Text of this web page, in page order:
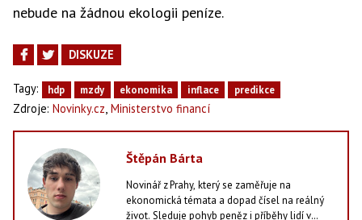
nebude na žádnou ekologii peníze.
DISKUZE
Tagy: hdp mzdy ekonomika inflace predikce
Zdroje: Novinky.cz Ministerstvo financí
Štěpán Bárta
Novinář z Prahy, který se zaměřuje na
ekonomická témata a dopad čísel na reálný
život. Sleduje pohyb peněz i příběhy lidí v